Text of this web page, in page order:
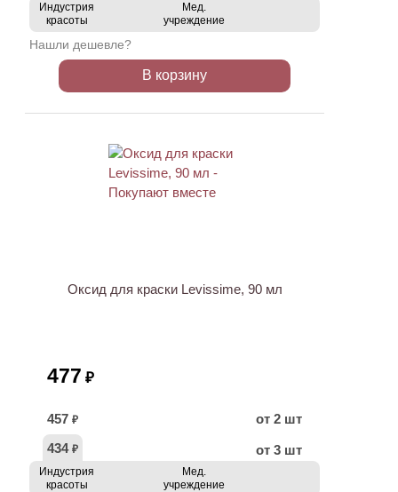
Индустрия
красоты
Мед.
учреждение
Нашли дешевле?
В корзину
Оксид для краски Levissime, 90 мл
477 ₽
457 ₽
от 2 шт
434 ₽ от 3 шт
Индустрия
красоты
Мед.
учреждение